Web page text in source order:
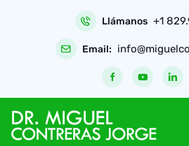
Llámanos +1
Email: